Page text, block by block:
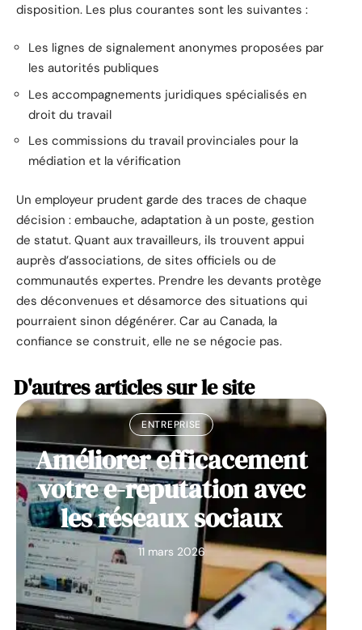
disposition. Les plus courantes sont les suivantes :
Les lignes de signalement anonymes proposées par
les autorités publiques
Les accompagnements juridiques spécialisés en
droit du travail
Les commissions du travail provinciales pour la
médiation et la vérification
Un employeur prudent garde des traces de chaque
décision : embauche, adaptation à un poste, gestion
de statut. Quant aux travailleurs, ils trouvent appui
auprès d’associations, de sites officiels ou de
communautés expertes. Prendre les devants protège
des déconvenues et désamorce des situations qui
pourraient sinon dégénérer. Car au Canada, la
confiance se construit, elle ne se négocie pas.
D'autres articles sur le site
ENTREPRISE
Améliorer efficacement
votre e-reputation avec
les réseaux sociaux
11 mars 2026